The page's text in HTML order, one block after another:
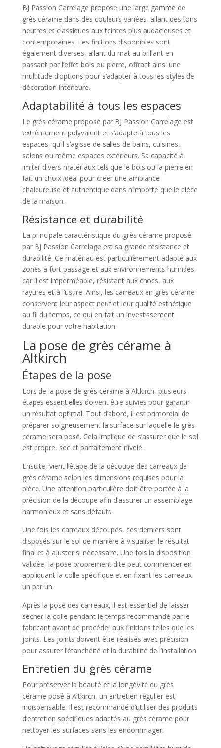
BJ Passion Carrelage propose une large gamme de
grès cérame dans des couleurs variées, allant des tons
neutres et classiques aux teintes plus audacieuses et
contemporaines. Les finitions disponibles sont
également diverses, allant du mat au brillant en
passant par l’effet bois ou pierre, offrant ainsi une
multitude d’options pour s’adapter à tous les styles de
décoration intérieure.
Adaptabilité à tous les espaces
Le grès cérame proposé par BJ Passion Carrelage est
extrêmement polyvalent et s’adapte à tous les
espaces, qu’il s’agisse de salles de bains, cuisines,
salons ou même espaces extérieurs. Sa capacité à
imiter divers matériaux tels que le bois ou la pierre en
fait un choix idéal pour créer une ambiance
chaleureuse et authentique dans n’importe quelle pièce
de la maison.
Résistance et durabilité
La principale caractéristique du grès cérame proposé
par BJ Passion Carrelage est sa grande résistance et
durabilité. Ce matériau est particulièrement adapté aux
zones à fort passage et aux environnements humides,
car il est imperméable, résistant aux chocs, aux
rayures et à l’usure. Ainsi, les carreaux en grès cérame
conservent leur aspect neuf et leur qualité esthétique
au fil du temps, ce qui en fait un investissement
durable pour votre habitation.
La pose de grès cérame à
Altkirch
Étapes de la pose
Lors de la pose de grès cérame à Altkirch, plusieurs
étapes essentielles doivent être suivies pour garantir
un résultat optimal. Tout d’abord, il est primordial de
préparer soigneusement la surface sur laquelle le grès
cérame sera posé. Cela implique de s’assurer que le sol
est propre, sec et parfaitement nivelé.
Ensuite, vient l’étape de la découpe des carreaux de
grès cérame selon les dimensions requises pour la
pièce. Une attention particulière doit être portée à la
précision de la découpe afin d’assurer un assemblage
harmonieux et sans défauts.
Une fois les carreaux découpés, ces derniers sont
disposés sur le sol de manière à visualiser le résultat
final et à ajuster si nécessaire. Une fois la disposition
validée, la pose proprement dite peut commencer en
appliquant la colle spécifique et en fixant les carreaux
un par un.
Après la pose des carreaux, il est essentiel de laisser
sécher la colle pendant le temps recommandé par le
fabricant avant de procéder aux finitions telles que les
joints. Les joints doivent être réalisés avec précision
pour assurer l’étanchéité et la durabilité de l’installation.
Entretien du grès cérame
Pour préserver la beauté et la longévité du grès
cérame posé à Altkirch, un entretien régulier est
indispensable. Il est recommandé d’utiliser des produits
d’entretien spécifiques adaptés au grès cérame pour
nettoyer les surfaces sans les endommager.